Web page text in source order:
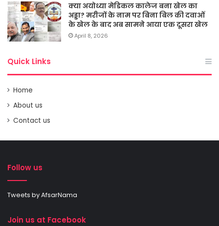
क्या अयोध्या मेडिकल कालेज बना खेल का
अड्डा? मरीजों के नाम पर बिना बिल की दवाओं
के खेल के बाद अब सामने आया एक दूसरा खेल
April 8, 2026
Quick Links
Home
About us
Contact us
Follow us
Tweets by AfsarNama
Join us at Facebook